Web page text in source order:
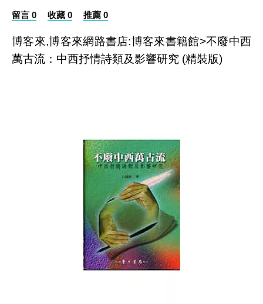
留言 0 收藏 0 推薦 0
博客來,博客來網路書店:博客來書籍館>不廢中西
萬古流：中西抒情詩類及影響研究 (精裝版)